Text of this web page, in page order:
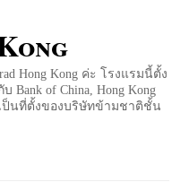
Hong Kong ค่ะ โรงแรมนี้ตั้ง
Bank of China, Hong Kong
เป็นที่ตั้งของบริษัทข้ามชาติชั้น